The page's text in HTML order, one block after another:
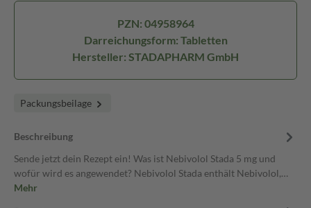
PZN: 04958964
Darreichungsform: Tabletten
Hersteller: STADAPHARM GmbH
Packungsbeilage
Beschreibung
Sende jetzt dein Rezept ein! Was ist Nebivolol Stada 5 mg und
wofür wird es angewendet? Nebivolol Stada enthält Nebivolol,…
Mehr